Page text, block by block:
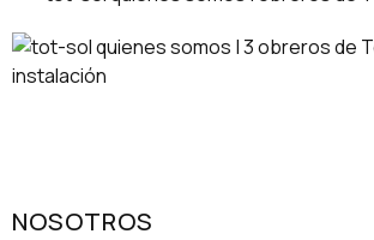
NOSOTROS